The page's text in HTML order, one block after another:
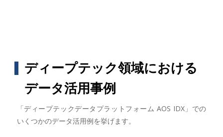
ディープテック領域における
データ活用事例
「ディープテックデータプラットフォーム AOS IDX」での
いくつかのデータ活用例を挙げます。